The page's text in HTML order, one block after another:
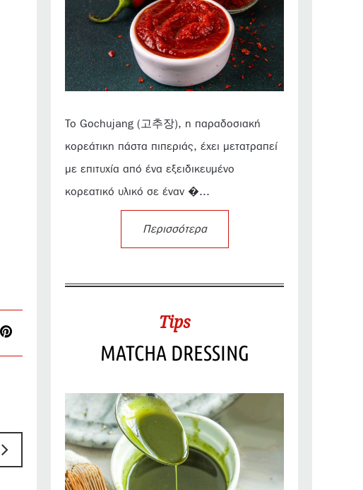
Το Gochujang (고추장), η παραδοσιακή
κορεάτικη πάστα πιπεριάς, έχει μετατραπεί
με επιτυχία από ένα εξειδικευμένο
κορεατικό υλικό σε έναν �...
Περισσότερα
Tips
MATCHA DRESSING